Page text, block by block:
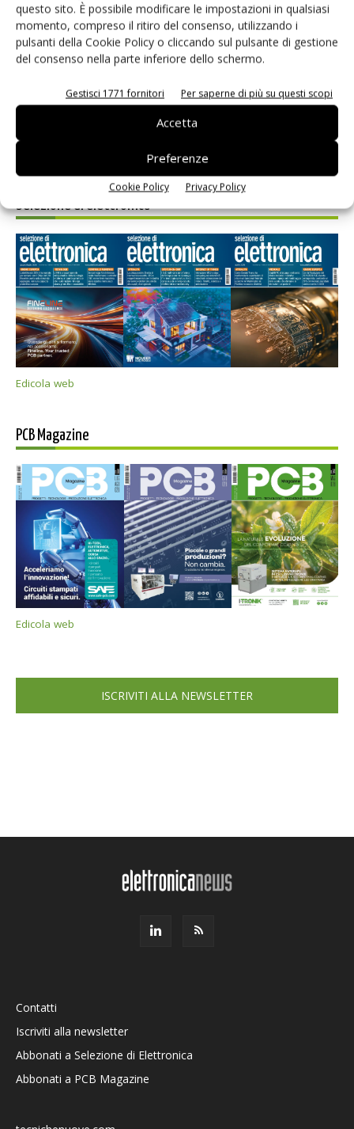
questo sito. È possibile modificare le impostazioni in qualsiasi
momento, compreso il ritiro del consenso, utilizzando i
pulsanti della Cookie Policy o cliccando sul pulsante di gestione
del consenso nella parte inferiore dello schermo.
Gestisci 1771 fornitori Per saperne di più su questi scopi
Accetta
Preferenze
Cookie Policy Privacy Policy
Salva il mio nome, email e sito web in questo browser per i
prossimi commenti.
Selezione di elettronica
Edicola web
PCB Magazine
Edicola web
ISCRIVITI ALLA NEWSLETTER
Contatti
Iscriviti alla newsletter
Abbonati a Selezione di Elettronica
Abbonati a PCB Magazine